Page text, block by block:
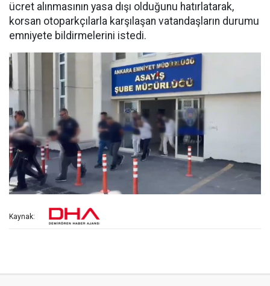
ücret alınmasının yasa dışı olduğunu hatırlatarak,
korsan otoparkçılarla karşılaşan vatandaşların durumu
emniyete bildirmelerini istedi.
Kaynak: